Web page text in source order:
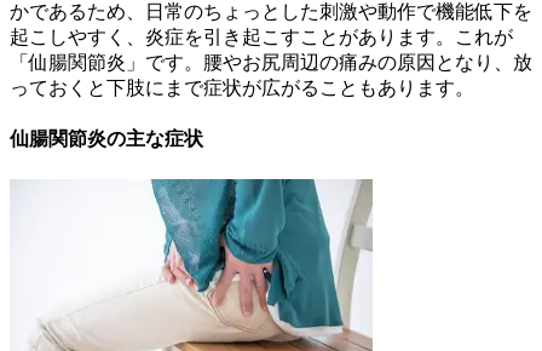
かであるため、日常のちょっとした刺激や動作で機能低下を
起こしやすく、炎症を引き起こすことがあります。これが
「仙腸関節炎」です。腰やお尻周辺の痛みの原因となり、放
っておくと下肢にまで症状が広がることもあります。
仙腸関節炎の主な症状